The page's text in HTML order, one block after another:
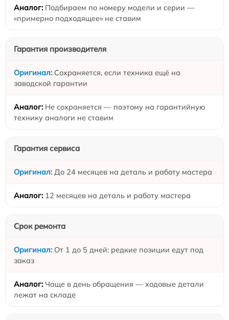
Подбираем по номеру модели и серии —
«примерно подходящее» не ставим
Гарантия производителя
Сохраняется, если техника ещё на
заводской гарантии
Не сохраняется — поэтому на гарантийную
технику аналоги не ставим
Гарантия сервиса
До 24 месяцев на деталь и работу мастера
12 месяцев на деталь и работу мастера
Срок ремонта
От 1 до 5 дней: редкие позиции едут под
заказ
Чаще в день обращения — ходовые детали
лежат на складе